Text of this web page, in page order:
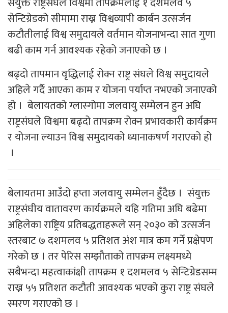
सेन्टिग्रेडको सीमामा राख्न विश्वव्यापी कार्बन उत्सर्जन
कटौतीलाई विश्व समुदायले वर्तमान योजनाभन्दा सात गुणा
बढी काम गर्न आवश्यक रहेको जनाएको छ ।
बढ्दो तापमान वृद्धिलाई रोक्न राष्ट्र संघले विश्व समुदायले
अहिले गर्दै आएका काम र योजना पर्याप्त नभएको जनाएको
हो । बेलायतको ग्लास्गोमा जलवायु सम्मेलन हुन अघि
राष्ट्रसंघले विश्वमा बढ्दो तापक्रम रोक्न प्रभावकारी कार्यक्रम
र योजना ल्याउन विश्व समुदायको ध्यानाकषर्ण गराएको हो
।
बेलायतमा आउँदो हप्ता जलवायु सम्मेलन हुँदैछ । संयुक्त
राष्ट्रसंघीय वातावरण कार्यक्रमले यहि गतिमा अघि बढेमा
अहिलेका राष्ट्रिय प्रतिबद्धताहरूले सन् २०३० को उत्सर्जन
स्तरबाट ७ दशमलव ५ प्रतिशत अंश मात्र कम गर्ने प्रक्षेपण
गरेको छ । तर पेरिस सम्झौताको तापक्रम लक्ष्यमध्ये
सबैभन्दा महत्वाकांक्षी तापक्रम १ दशमलव ५ सेन्टिग्रेडसम्म
राख्न ५५ प्रतिशत कटौती आवश्यक भएको कुरा राष्ट्र संघले
स्मरण गराएको छ ।